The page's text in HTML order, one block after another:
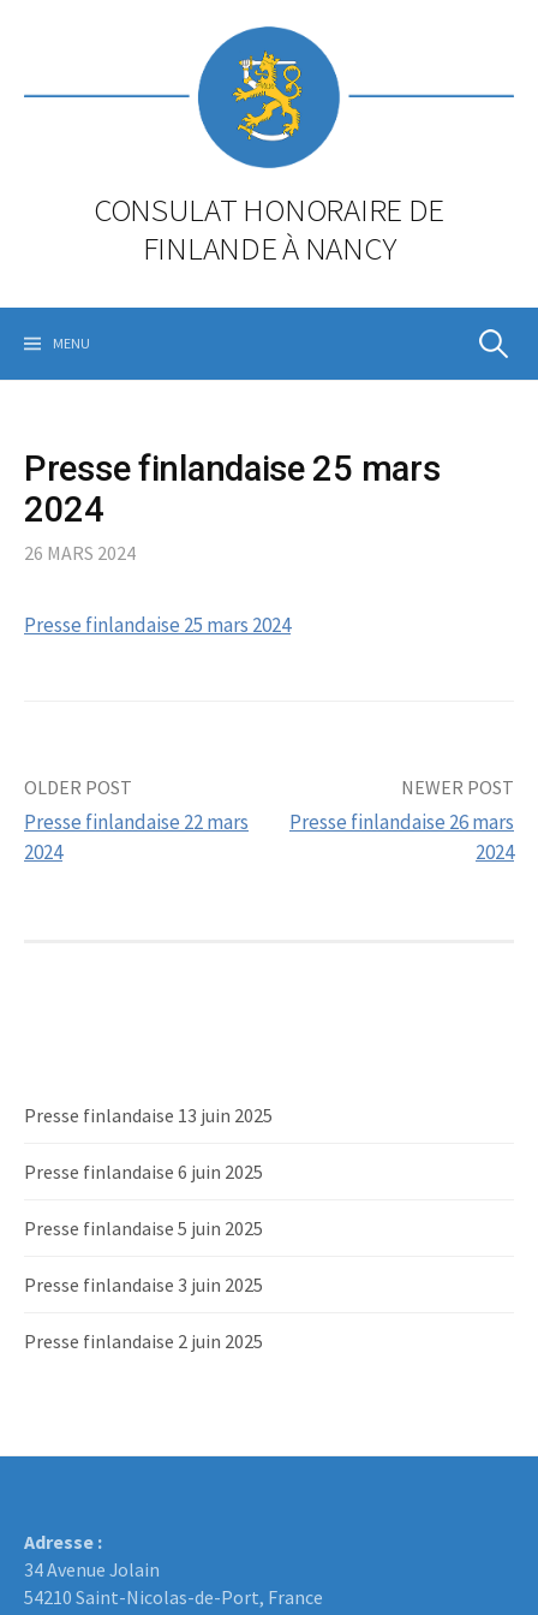
CONSULAT HONORAIRE DE
FINLANDE À NANCY
MENU
Presse finlandaise 25 mars
2024
26 MARS 2024
Presse finlandaise 25 mars 2024
Post
navigation
OLDER POST
Presse finlandaise 22 mars
2024
NEWER POST
Presse finlandaise 26 mars
2024
Presse finlandaise 13 juin 2025
Presse finlandaise 6 juin 2025
Presse finlandaise 5 juin 2025
Presse finlandaise 3 juin 2025
Presse finlandaise 2 juin 2025
Adresse :
34 Avenue Jolain
54210 Saint-Nicolas-de-Port, France